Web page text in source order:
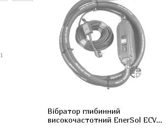
Вібратор глибинний
високочастотний EnerSol ECV-
1